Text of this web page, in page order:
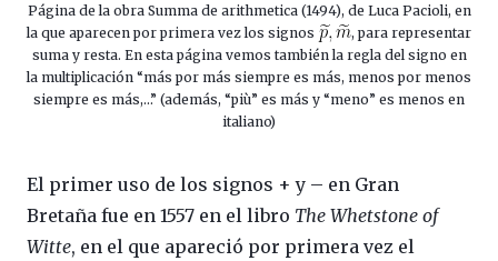
Página de la obra Summa de arithmetica (1494), de Luca Pacioli, en
la que aparecen por primera vez los signos
, para representar
suma y resta. En esta página vemos también la regla del signo en
la multiplicación “más por más siempre es más, menos por menos
siempre es más,…” (además, “più” es más y “meno” es menos en
italiano)
El primer uso de los signos + y – en Gran
Bretaña fue en 1557 en el libro The Whetstone of
Witte, en el que apareció por primera vez el